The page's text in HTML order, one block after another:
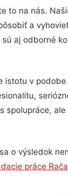
to na nás.
a
sú aj odborné
istotu v
spolupráce,
o výsledok
práce Rača